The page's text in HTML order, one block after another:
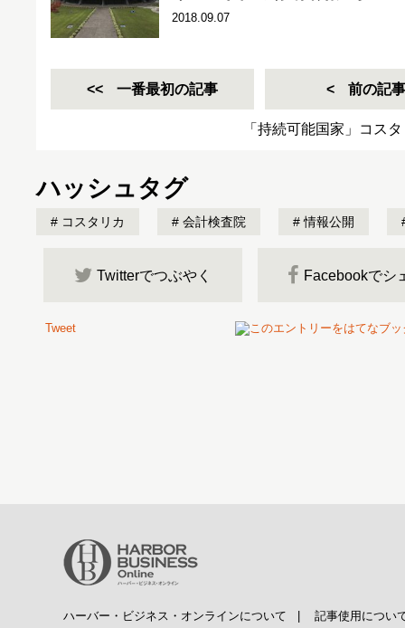
2018.09.07
一番最初の記事 前の記事
「持続可能国家」コス
ハッシュタグ
コスタリカ 会計検査院 情報公開
Twitterでつぶやく Facebookでシ
Tweet
ハーバー・ビジネス・オンラインについて 記事使用につい